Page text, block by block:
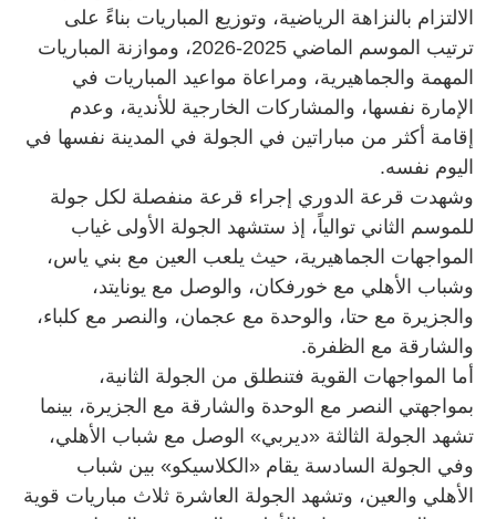
الالتزام بالنزاهة الرياضية، وتوزيع المباريات بناءً على
ترتيب الموسم الماضي 2025-2026، وموازنة المباريات
المهمة والجماهيرية، ومراعاة مواعيد المباريات في
الإمارة نفسها، والمشاركات الخارجية للأندية، وعدم
إقامة أكثر من مباراتين في الجولة في المدينة نفسها في
اليوم نفسه.
وشهدت قرعة الدوري إجراء قرعة منفصلة لكل جولة
للموسم الثاني توالياً، إذ ستشهد الجولة الأولى غياب
المواجهات الجماهيرية، حيث يلعب العين مع بني ياس،
وشباب الأهلي مع خورفكان، والوصل مع يونايتد،
والجزيرة مع حتا، والوحدة مع عجمان، والنصر مع كلباء،
والشارقة مع الظفرة.
أما المواجهات القوية فتنطلق من الجولة الثانية،
بمواجهتي النصر مع الوحدة والشارقة مع الجزيرة، بينما
تشهد الجولة الثالثة «ديربي» الوصل مع شباب الأهلي،
وفي الجولة السادسة يقام «الكلاسيكو» بين شباب
الأهلي والعين، وتشهد الجولة العاشرة ثلاث مباريات قوية